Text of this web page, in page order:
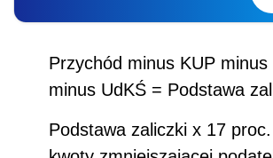
Przychód minus KUP minus
minus UdKŚ = Podstawa
Podstawa zaliczki x 17